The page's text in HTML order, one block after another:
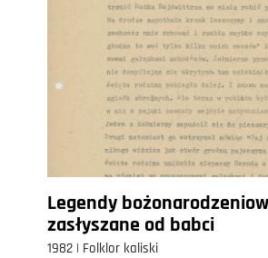
Legendy
zasłyszane od babci
1982 | Folklor kaliski